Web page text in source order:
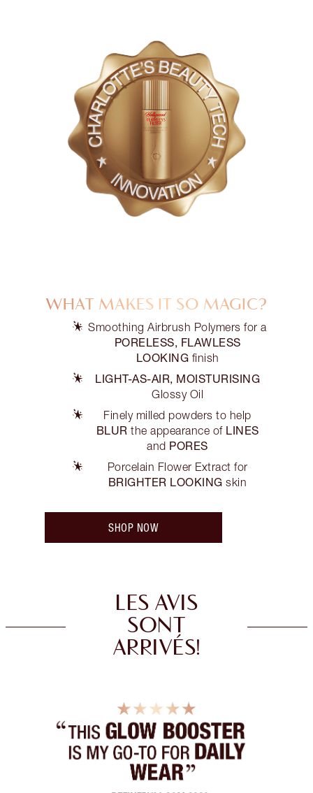
WHAT MAKES IT SO MAGIC?
Smoothing Airbrush Polymers for a
PORELESS, FLAWLESS
LOOKING finish
LIGHT-AS-AIR, MOISTURISING
Glossy Oil
Finely milled powders to help
BLUR the appearance of LINES
and PORES
Porcelain Flower Extract for
BRIGHTER LOOKING skin
SHOP NOW
LES AVIS
SONT
ARRIVÉS!